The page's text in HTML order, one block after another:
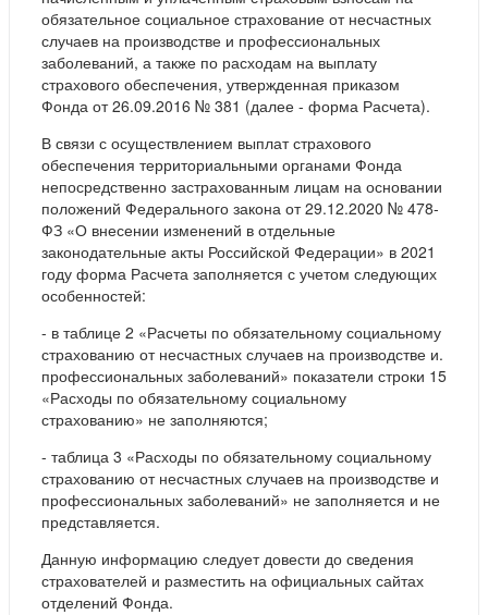
обязательное социальное страхование от несчастных
случаев на производстве и профессиональных
заболеваний, а также по расходам на выплату
страхового обеспечения, утвержденная приказом
Фонда от 26.09.2016 № 381 (далее - форма Расчета).
В связи с осуществлением выплат страхового
обеспечения территориальными органами Фонда
непосредственно застрахованным лицам на основании
положений Федерального закона от 29.12.2020 № 478-
ФЗ «О внесении изменений в отдельные
законодательные акты Российской Федерации» в 2021
году форма Расчета заполняется с учетом следующих
особенностей:
- в таблице 2 «Расчеты по обязательному социальному
страхованию от несчастных случаев на производстве и.
профессиональных заболеваний» показатели строки 15
«Расходы по обязательному социальному
страхованию» не заполняются;
- таблица 3 «Расходы по обязательному социальному
страхованию от несчастных случаев на производстве и
профессиональных заболеваний» не заполняется и не
представляется.
Данную информацию следует довести до сведения
страхователей и разместить на официальных сайтах
отделений Фонда.